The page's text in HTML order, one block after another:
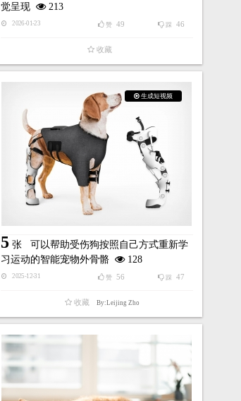
觉呈现
213
2026-01-23 踩 46
赞 49
收藏
生成短视频
5张 可以帮助受伤狗按照自己方式重新学
习运动的智能宠物外骨骼
128
2025-12-31 踩 47
赞 56
收藏 By:Leijing Zho